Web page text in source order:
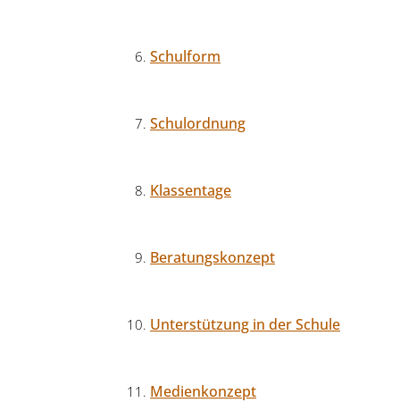
Schulform
Schulordnung
Klassentage
Beratungskonzept
Unterstützung in der Schule
Medienkonzept